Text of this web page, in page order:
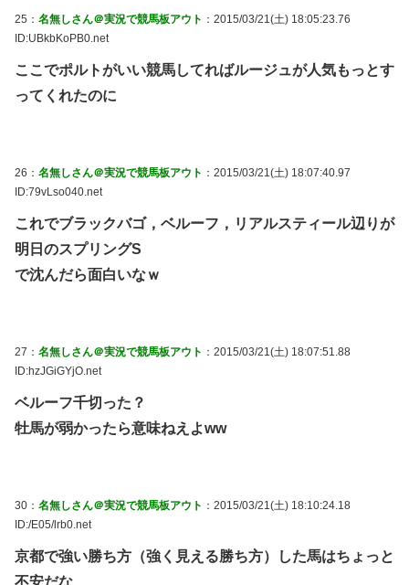
25： 名無しさん＠実況で競馬板アウト ：2015/03/21(土) 18:05:23.76
ID:UBkbKoPB0.net
ここでポルトがいい競馬してればルージュが人気もっとす
ってくれたのに
26： 名無しさん＠実況で競馬板アウト ：2015/03/21(土) 18:07:40.97
ID:79vLso040.net
これでブラックバゴ，ベルーフ，リアルスティール辺りが
明日のスプリングS
で沈んだら面白いなｗ
27： 名無しさん＠実況で競馬板アウト ：2015/03/21(土) 18:07:51.88
ID:hzJGiGYjO.net
ベルーフ千切った？
牡馬が弱かったら意味ねえよww
30： 名無しさん＠実況で競馬板アウト ：2015/03/21(土) 18:10:24.18
ID:/E05/lrb0.net
京都で強い勝ち方（強く見える勝ち方）した馬はちょっと
不安だな